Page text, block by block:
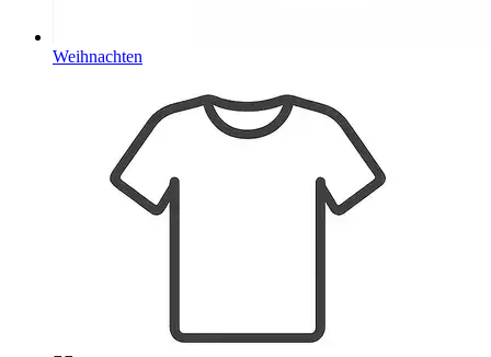
Weihnachten